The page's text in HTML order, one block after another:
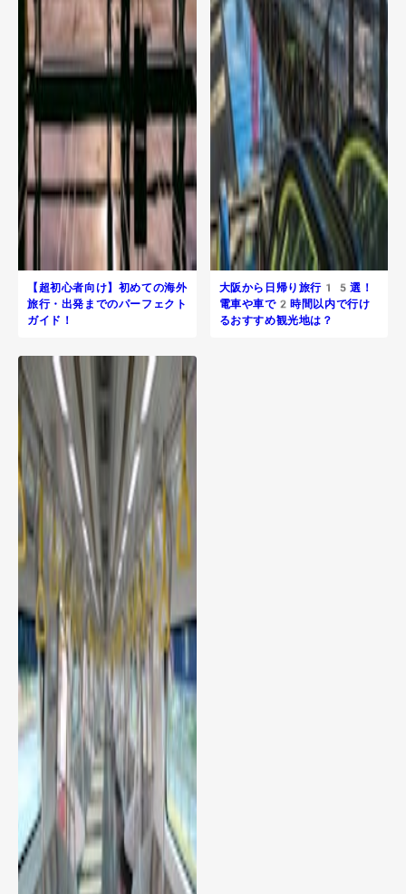
【超初心者向け】初めての海外
旅行・出発までのパーフェクト
ガイド！
大阪から日帰り旅行​15選！
電車や車で2時間以内で行け
るおすすめ観光地は？